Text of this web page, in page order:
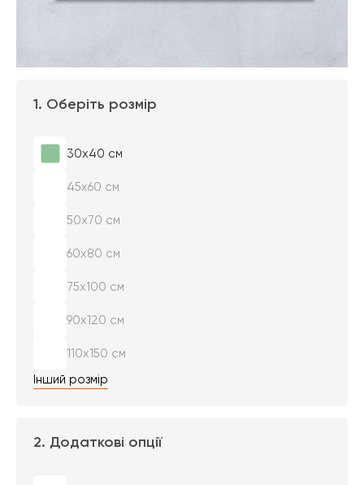
1. Оберіть розмір
30х40 см
45х60 см
50х70 см
60х80 см
75х100 см
90х120 см
110х150 см
Інший розмір
2. Додаткові опції